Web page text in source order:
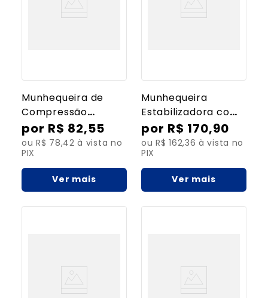
Munhequeira de
Compressão
Elástica com Tala –
Mão Esquerda
R$ 82,55
ou R$ 78,42 à vista no
PIX
Ver mais
Munhequeira
Estabilizadora com
Tala R$ 170,90
ou R$ 162,36 à vista no
PIX
Ver mais